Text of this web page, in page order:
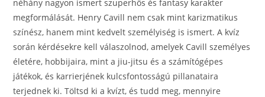
o
k
er
néhány nagyon ismert szuperhős és fantasy karakter
megformálását. Henry Cavill nem csak mint karizmatikus
színész, hanem mint kedvelt személyiség is ismert. A kvíz
során kérdésekre kell válaszolnod, amelyek Cavill személyes
életére, hobbijaira, mint a jiu-jitsu és a számítógépes
játékok, és karrierjének kulcsfontosságú pillanataira
terjednek ki. Töltsd ki a kvízt, és tudd meg, mennyire